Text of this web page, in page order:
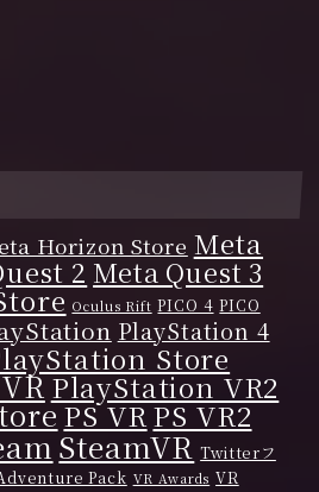
Horizon Store Meta
2 Meta Quest 3
Oculus Rift PICO 4 PICO
PlayStation 4
Store
PlayStation VR2
PS VRPS VR2
SteamVR Twitterフ
Pack VR Awards VR